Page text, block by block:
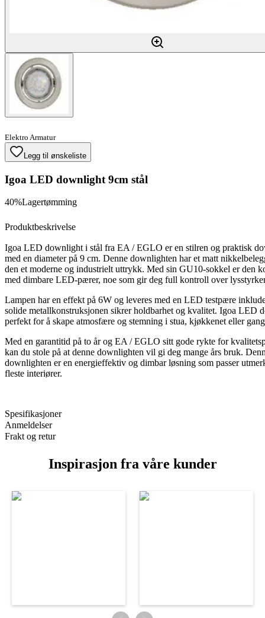
Elektro Armatur
Legg til ønskeliste
Igoa LED downlight 9cm stål
40%Lagertømming
Produktbeskrivelse
Igoa LED downlight i stål fra EA / EGLO er en stilren og praktisk
med en diameter på 9 cm. Denne downlighten har et matt
den et moderne og industrielt uttrykk. Med sin GU10-sokkel er den
med dimbare LED-pærer, noe som gir deg full kontroll over
Lampen har en effekt på 6W og leveres med en LED testpære
solide metallkonstruksjonen sikrer holdbarhet og kvalitet. Igoa LED
perfekt for å skape atmosfære og stemning i stua, kjøkkenet eller
Med en garantitid på to år og EA / EGLO sitt gode rykte for
kan du stole på at denne downlighten vil gi deg mange års bruk.
downlighten er en energieffektiv og dimbar løsning som passer
fleste interiører.
Spesifikasjoner
Anmeldelser
Frakt og retur
Inspirasjon fra våre kunder